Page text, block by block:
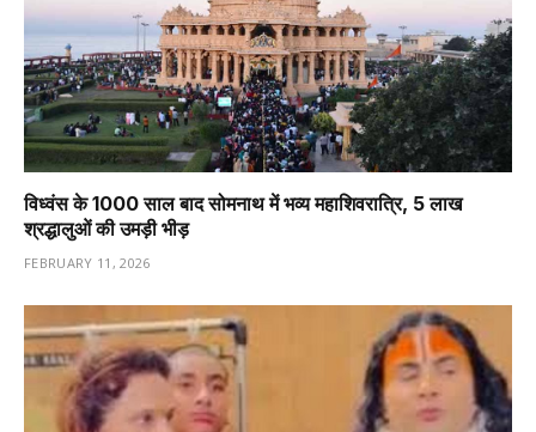
विध्वंस के 1000 साल बाद सोमनाथ में भव्य महाशिवरात्रि, 5 लाख
श्रद्धालुओं की उमड़ी भीड़
FEBRUARY 11, 2026